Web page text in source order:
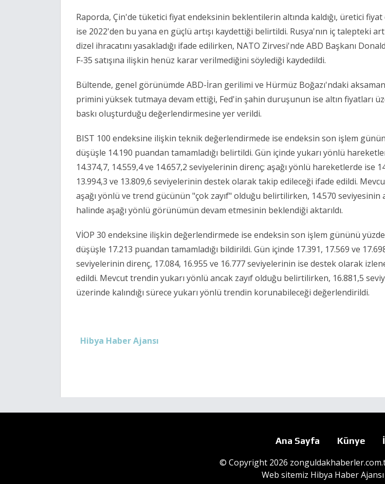
Raporda, Çin'de tüketici fiyat endeksinin beklentilerin altında kaldığı, üretici
ise 2022'den bu yana en güçlü artışı kaydettiği belirtildi. Rusya'nın iç talepteki
dizel ihracatını yasakladığı ifade edilirken, NATO Zirvesi'nde ABD Başkanı
F-35 satışına ilişkin henüz karar verilmediğini söylediği kaydedildi.
Bültende, genel görünümde ABD-İran gerilimi ve Hürmüz Boğazı'ndaki
primini yüksek tutmaya devam ettiği, Fed'in şahin duruşunun ise altın fiyatları
baskı oluşturduğu değerlendirmesine yer verildi.
BIST 100 endeksine ilişkin teknik değerlendirmede ise endeksin son işlem
düşüşle 14.190 puandan tamamladığı belirtildi. Gün içinde yukarı yönlü
14.374,7, 14.559,4 ve 14.657,2 seviyelerinin direnç; aşağı yönlü hareketlerde ise
13.994,3 ve 13.809,6 seviyelerinin destek olarak takip edileceği ifade edildi.
aşağı yönlü ve trend gücünün "çok zayıf" olduğu belirtilirken, 14.570 seviyesinin
halinde aşağı yönlü görünümün devam etmesinin beklendiği aktarıldı.
VİOP 30 endeksine ilişkin değerlendirmede ise endeksin son işlem gününü
düşüşle 17.213 puandan tamamladığı bildirildi. Gün içinde 17.391, 17.569 ve
seviyelerinin direnç, 17.084, 16.955 ve 16.777 seviyelerinin ise destek olarak
edildi. Mevcut trendin yukarı yönlü ancak zayıf olduğu belirtilirken, 16.881,5
üzerinde kalındığı sürece yukarı yönlü trendin korunabileceği değerlendirildi.
Hibya Haber Ajansı
Ana Sayfa Künye
© Copyright 2026
Web sitemiz Hibya Haber Ajansı